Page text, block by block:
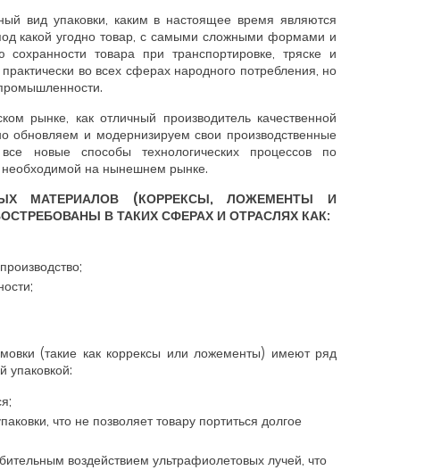
вид упаковки, каким в настоящее время являются
какой угодно товар, с самыми сложными формами и
товара при транспортировке, тряске и
во всех сферах народного потребления, но
рынке, как отличный производитель качественной
и модернизируем свои производственные
новые способы технологических процессов по
необходимой на нынешнем рынке.
МАТЕРИАЛОВ (КОРРЕКСЫ, ЛОЖЕМЕНТЫ И
В ТАКИХ СФЕРАХ И ОТРАСЛЯХ КАК:
(такие как коррексы или ложементы) имеют ряд
упаковкой:
что не позволяет товару портиться долгое
воздействием ультрафиолетовых лучей, что